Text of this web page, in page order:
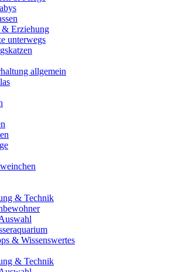
Erziehung
unterwegs
allgemein
& Technik
& Wissenswertes
& Technik